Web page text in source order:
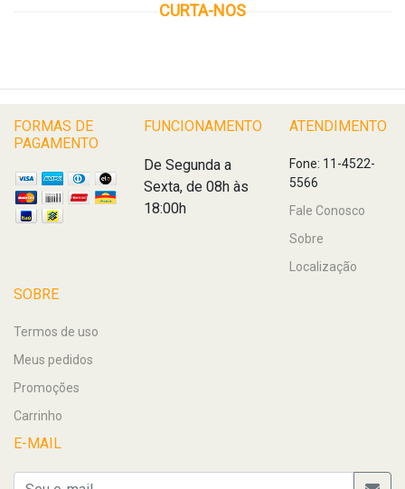
CURTA-NOS
FORMAS DE
PAGAMENTO
FUNCIONAMENTO
De Segunda a
Sexta, de 08h às
18:00h
ATENDIMENTO
Fone: 11-4522-
5566
Fale Conosco
Sobre
Localização
SOBRE
Termos de uso
Meus pedidos
Promoções
Carrinho
E-MAIL